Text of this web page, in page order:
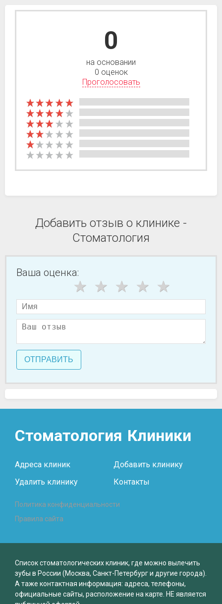
0
на основании
0 оценок
Проголосовать
Добавить отзыв о клинике -
Стоматология
Ваша оценка:
ОТПРАВИТЬ
Стоматология Клиники
Адреса клиник
Добавить клинику
Удалить клинику
Контакты
Политика конфиденциальности
Правила сайта
Список стоматологических клиник, где можно вылечить
зубы в России (Москва, Санкт-Петербург и другие города).
А таже контактная информация: адреса, телефоны,
официальные сайты, расположение на карте. НЕ является